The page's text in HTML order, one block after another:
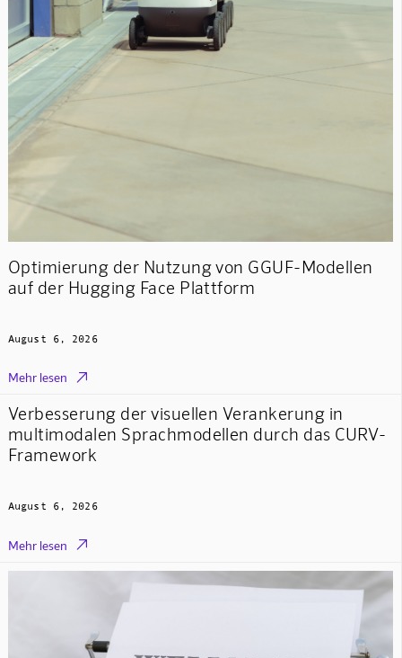
Optimierung der Nutzung von GGUF-Modellen
auf der Hugging Face Plattform
August 6, 2026
Mehr lesen 
Verbesserung der visuellen Verankerung in
multimodalen Sprachmodellen durch das CURV-
Framework
August 6, 2026
Mehr lesen 